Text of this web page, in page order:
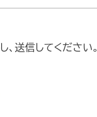
送信してください。